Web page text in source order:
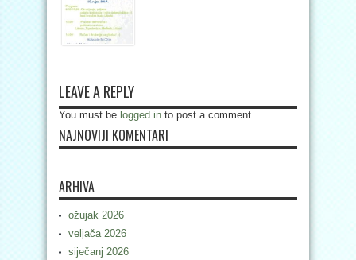
LEAVE A REPLY
You must be logged in to post a comment.
NAJNOVIJI KOMENTARI
ARHIVA
ožujak 2026
veljača 2026
siječanj 2026